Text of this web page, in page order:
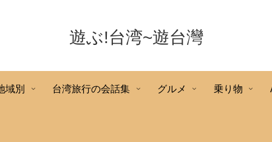
遊ぶ!台湾~遊台灣
域別 台湾旅行の会話集 グルメ 乗り物